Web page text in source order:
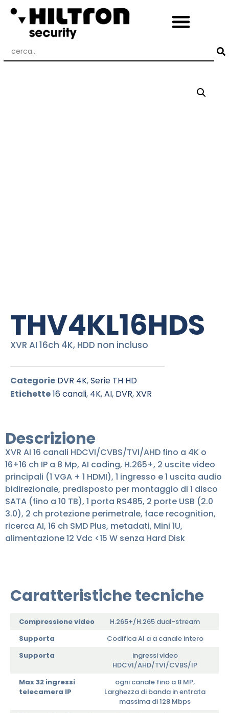
THV4KL16HDS
XVR AI 16ch 4K, HDD non incluso
Categorie DVR 4K,Serie TH HD
Etichette16 canali, 4K,AI, DVR, XVR
Descrizione
XVR AI 16 canali HDCVI/CVBS/TVI/AHD fino a 4K o
16+16 ch IP a 8 Mp, AI coding, H.265+, 2 uscite video
principali (1 VGA + 1 HDMI), 1 ingresso e 1 uscita audio
bidirezionale, predisposto per montaggio di 1 disco
SATA (fino a 10 TB), 1 porta RS485, 2 porte USB (2.0
3.0), 2 ch protezione perimetrale, face recognition,
ricerca AI, 16 ch SMD Plus, metadati, Mini 1U,
alimentazione 12 Vdc <15 W senza Hard Disk
Caratteristiche tecniche
Compressione video
H.265+/H.265 dual-stream
Supporta
Codifica AI a a canale intero
Supporta
ingressi video
HDCVI/AHD/TVI/CVBS/IP
Max 32 ingressi
telecamera IP
ogni canale fino a 8 MP;
Larghezza di banda in entrata
massima di 128 Mbps